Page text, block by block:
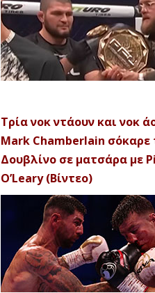
Τρία νοκ ντάουν και νοκ
Mark Chamberlain σόκαρε
Δουβλίνο σε ματσάρα με
O’Leary (Βίντεο)